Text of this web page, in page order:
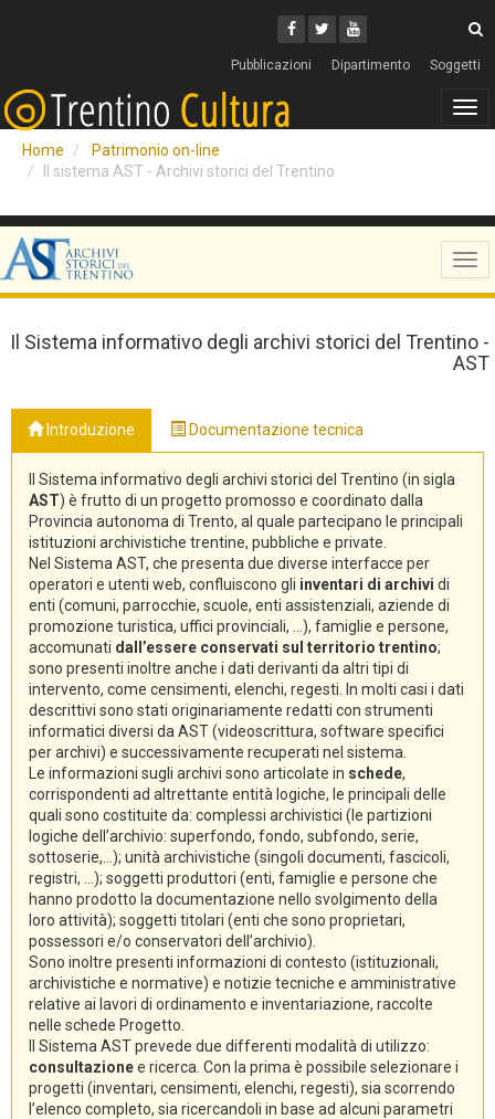
Facebook
Twitter
Youtube
Pubblicazioni Dipartimento Soggetti
Home
Patrimonio on-line
Il sistema AST - Archivi storici del Trentino
Il Sistema informativo degli archivi storici del Trentino -
AST
Introduzione Documentazione tecnica
Il Sistema informativo degli archivi storici del Trentino (in sigla
AST) è frutto di un progetto promosso e coordinato dalla
Provincia autonoma di Trento, al quale partecipano le principali
istituzioni archivistiche trentine, pubbliche e private.
Nel Sistema AST, che presenta due diverse interfacce per
operatori e utenti web, confluiscono gli inventari di archivi di
enti (comuni, parrocchie, scuole, enti assistenziali, aziende di
promozione turistica, uffici provinciali, ...), famiglie e persone,
accomunati dall’essere conservati sul territorio trentino;
sono presenti inoltre anche i dati derivanti da altri tipi di
intervento, come censimenti, elenchi, regesti. In molti casi i dati
descrittivi sono stati originariamente redatti con strumenti
informatici diversi da AST (videoscrittura, software specifici
per archivi) e successivamente recuperati nel sistema.
Le informazioni sugli archivi sono articolate in schede,
corrispondenti ad altrettante entità logiche, le principali delle
quali sono costituite da: complessi archivistici (le partizioni
logiche dell’archivio: superfondo, fondo, subfondo, serie,
sottoserie,...); unità archivistiche (singoli documenti, fascicoli,
registri, ...); soggetti produttori (enti, famiglie e persone che
hanno prodotto la documentazione nello svolgimento della
loro attività); soggetti titolari (enti che sono proprietari,
possessori e/o conservatori dell’archivio).
Sono inoltre presenti informazioni di contesto (istituzionali,
archivistiche e normative) e notizie tecniche e amministrative
relative ai lavori di ordinamento e inventariazione, raccolte
nelle schede Progetto.
Il Sistema AST prevede due differenti modalità di utilizzo:
consultazionee ricerca. Con la prima è possibile selezionare i
progetti (inventari, censimenti, elenchi, regesti), sia scorrendo
l’elenco completo, sia ricercandoli in base ad alcuni parametri